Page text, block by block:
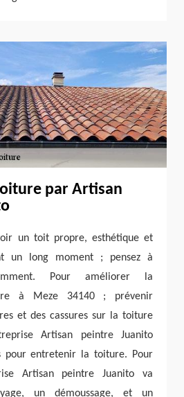
par Artisan
un toit propre, esthétique et
un long moment ; pensez à
Pour améliorer la
à Meze 34140 ; prévenir
et des cassures sur la toiture
Artisan peintre Juanito
pour entretenir la toiture. Pour
Artisan peintre Juanito va
un démoussage, et un